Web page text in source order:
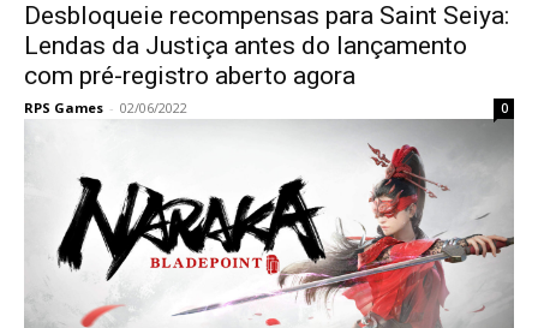
Desbloqueie recompensas para Saint Seiya:
Lendas da Justiça antes do lançamento
com pré-registro aberto agora
RPS Games - 02/06/2022 0